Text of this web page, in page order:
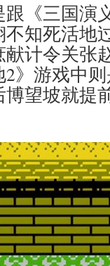
《三国演
知死活地
计令关张
》游戏中
望坡就提